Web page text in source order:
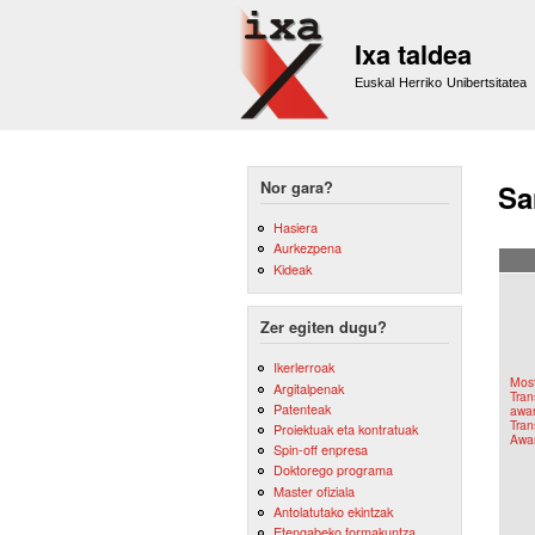
Ixa taldea
Euskal Herriko Unibertsitatea
Nor gara?
Hasiera
Aurkezpena
Kideak
Zer egiten dugu?
Ikerlerroak
Argitalpenak
Patenteak
Proiektuak eta kontratuak
Spin-off enpresa
Doktorego programa
Master ofiziala
Antolatutako ekintzak